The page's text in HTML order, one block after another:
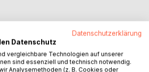
Datenschutzerklärung
Datenschutz
vergleichbare Technologien auf unserer
sind essenziell und technisch notwendig.
Analysemethoden (z. B. Cookies oder